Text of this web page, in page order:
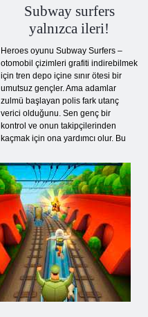
Subway surfers
yalnızca ileri!
Heroes oyunu Subway Surfers –
otomobil çizimleri grafiti indirebilmek
için tren depo içine sınır ötesi bir
umutsuz gençler. Ama adamlar
zulmü başlayan polis fark utanç
verici olduğunu. Sen genç bir
kontrol ve onun takipçilerinden
kaçmak için ona yardımcı olur. Bu